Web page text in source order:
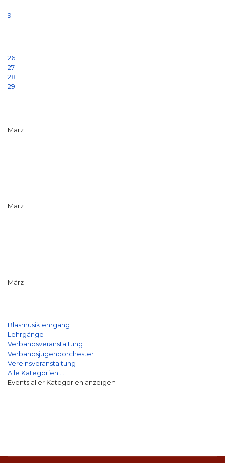
9
26
27
28
29
März
März
März
Blasmusiklehrgang
Lehrgänge
Verbandsveranstaltung
Verbandsjugendorchester
Vereinsveranstaltung
Alle Kategorien ...
Events aller Kategorien anzeigen